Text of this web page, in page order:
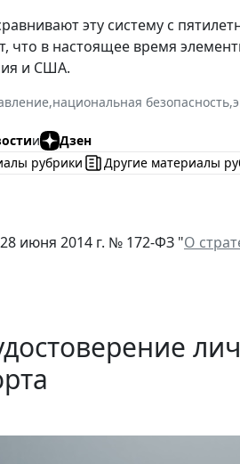
эту систему с
что в настоящее время
и США.
,национальная безопасность,
и
Дзен
рубрики
Другие материалы
июня 2014 г. № 172-ФЗ "О